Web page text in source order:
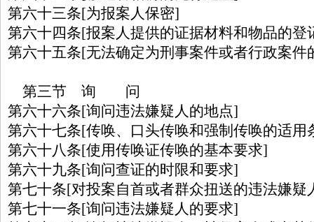
第六十三条[为报案人保密]
第六十四条[报案人提供的证据材料和物品的登
第六十五条[无法确定为刑事案件或者行政案件
第三节 询 问
第六十六条[询问违法嫌疑人的地点]
第六十七条[传唤、口头传唤和强制传唤的适用
第六十八条[使用传唤证传唤的基本要求]
第六十九条[询问查证的时限和要求]
第七十条[对投案自首或者群众扭送的违法嫌疑
第七十一条[询问违法嫌疑人的要求]